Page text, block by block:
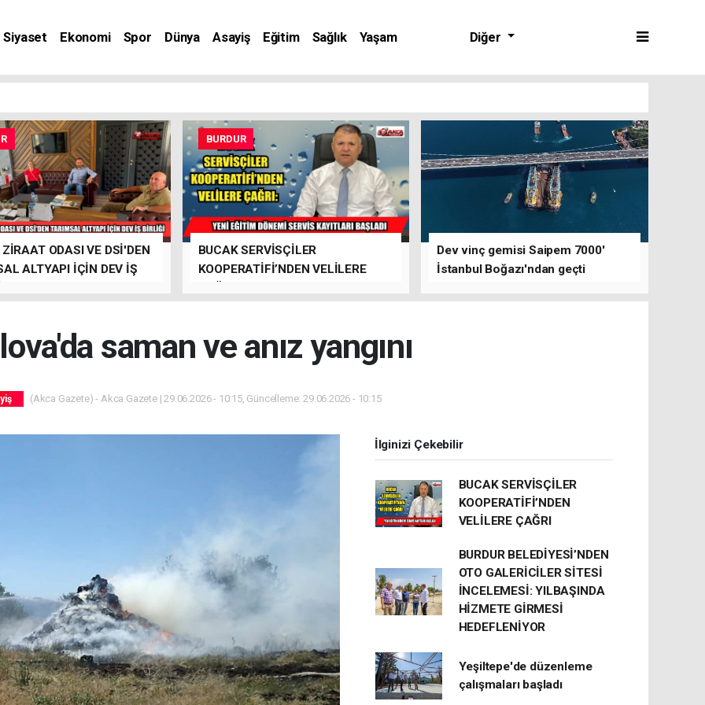
Siyaset Ekonomi Spor Dünya Asayiş Eğitim Sağlık
Yaşam
Diğer
ODASI VE DSİ'DEN
ALTYAPI İÇİN DEV İŞ
BURDUR
BUCAK SERVİSÇİLER
KOOPERATİFİ’NDEN VELİLERE
Dev vinç gemisi Saipem 7000'
İstanbul Boğazı'ndan geçti
saman ve anız yangını
(Akca Gazete) - Akca Gazete | 29.06.2026 - 10:15, Güncelleme: 29.06.2026 - 10:15
İlginizi Çekebilir
BUCAK SERVİSÇİLER
KOOPERATİFİ’NDEN
VELİLERE ÇAĞRI
BURDUR BELEDİYESİ’NDEN
OTO GALERİCİLER SİTESİ
İNCELEMESİ: YILBAŞINDA
HİZMETE GİRMESİ
HEDEFLENİYOR
Yeşiltepe'de düzenleme
çalışmaları başladı